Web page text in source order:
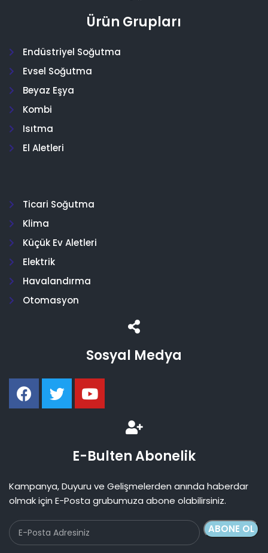
Ürün Grupları
Endüstriyel Soğutma
Evsel Soğutma
Beyaz Eşya
Kombi
Isıtma
El Aletleri
Ticari Soğutma
Klima
Küçük Ev Aletleri
Elektrik
Havalandırma
Otomasyon
Sosyal Medya
E-Bulten Abonelik
Kampanya, Duyuru ve Gelişmelerden anında haberdar
olmak için E-Posta grubumuza abone olabilirsiniz.